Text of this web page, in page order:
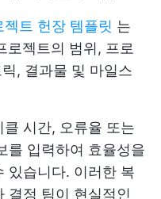
젝트 헌장 템플릿 는
로젝트의 범위, 프로
, 결과물 및 마일스
시간, 오류율 또는
를 입력하여 효율성을
있습니다. 이러한 복
결정 팀이 현실적인